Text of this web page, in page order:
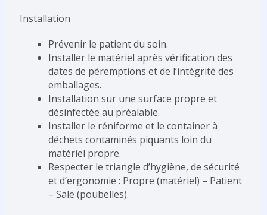
Installation
Prévenir le patient du soin.
Installer le matériel après vérification des
dates de péremptions et de l’intégrité des
emballages.
Installation sur une surface propre et
désinfectée au préalable.
Installer le réniforme et le container à
déchets contaminés piquants loin du
matériel propre.
Respecter le triangle d’hygiène, de sécurité
et d’ergonomie : Propre (matériel) – Patient
– Sale (poubelles).